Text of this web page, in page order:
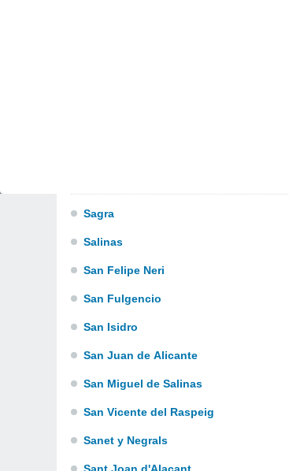
Sagra
Salinas
San Felipe Neri
San Fulgencio
San Isidro
San Juan de Alicante
San Miguel de Salinas
San Vicente del Raspeig
Sanet y Negrals